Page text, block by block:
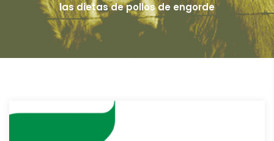
las dietas de pollos de engorde